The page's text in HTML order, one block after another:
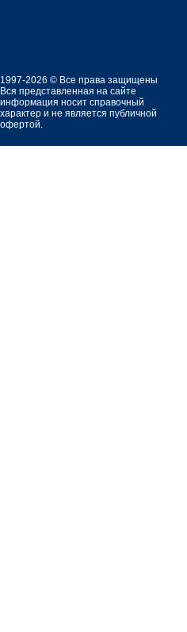
1997-2026 © Все права защищены
Вся представленная на сайте
информация носит справочный
характер и не является публичной
офертой.